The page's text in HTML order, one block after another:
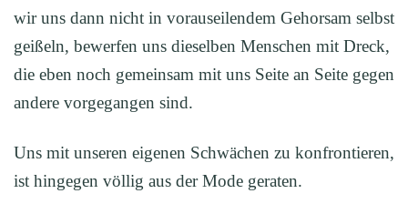
wir uns dann nicht in vorauseilendem Gehorsam selbst
geißeln, bewerfen uns dieselben Menschen mit Dreck,
die eben noch gemeinsam mit uns Seite an Seite gegen
andere vorgegangen sind.
Uns mit unseren eigenen Schwächen zu konfrontieren,
ist hingegen völlig aus der Mode geraten.